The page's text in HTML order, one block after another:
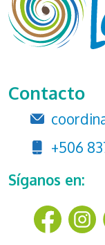
Contacto
+506
Síganos en: